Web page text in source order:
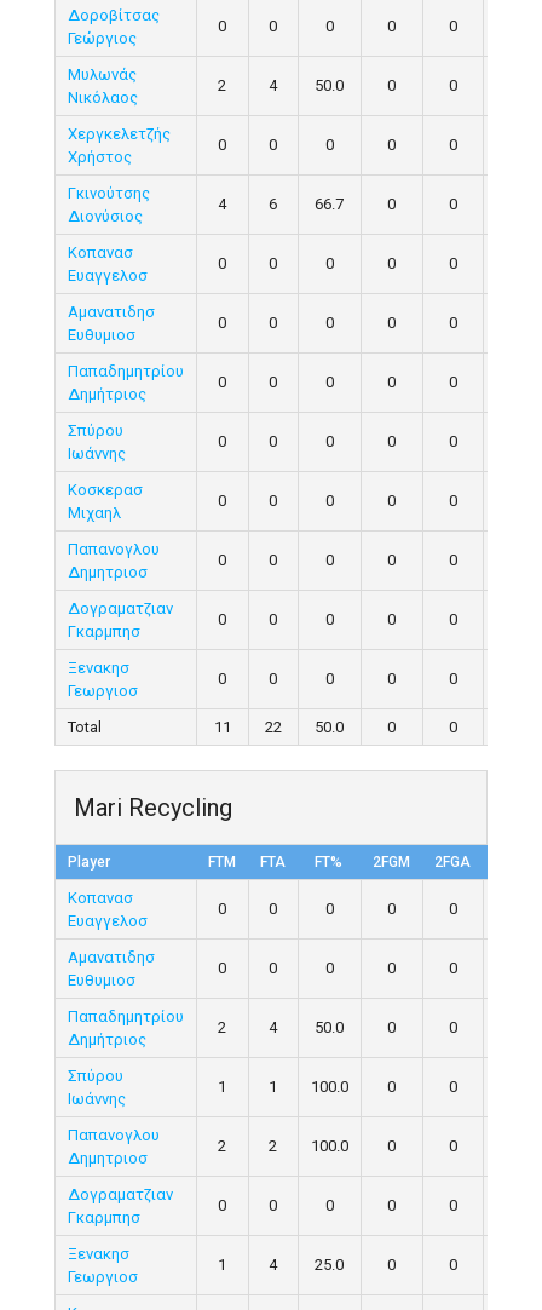
Δοροβίτσας
Γεώργιος
0 0 0 0 0
Μυλωνάς
Νικόλαος
2 4 50.0 0 0
Χεργκελετζής
Χρήστος
0 0 0 0 0
Γκινούτσης
Διονύσιος
4 6 66.7 0 0
Κοπανασ
Ευαγγελοσ
0 0 0 0 0
Αμανατιδησ
Ευθυμιοσ
0 0 0 0 0
Παπαδημητρίου
Δημήτριος
0 0 0 0 0
Σπύρου
Ιωάννης
0 0 0 0 0
Κοσκερασ
Μιχαηλ
0 0 0 0 0
Παπανογλου
Δημητριοσ
0 0 0 0 0
Δογραματζιαν
Γκαρμπησ
0 0 0 0 0
Ξενακησ
Γεωργιοσ
0 0 0 0 0
Total 11 22 50.0 0 0
Mari Recycling
Player FTM FTA FT% 2FGM 2FGA
Κοπανασ
Ευαγγελοσ
0 0 0 0 0
Αμανατιδησ
Ευθυμιοσ
0 0 0 0 0
Παπαδημητρίου
Δημήτριος
2 4 50.0 0 0
Σπύρου
Ιωάννης
1 1 100.0 0 0
Παπανογλου
Δημητριοσ
2 2 100.0 0 0
Δογραματζιαν
Γκαρμπησ
0 0 0 0 0
Ξενακησ
Γεωργιοσ
1 4 25.0 0 0